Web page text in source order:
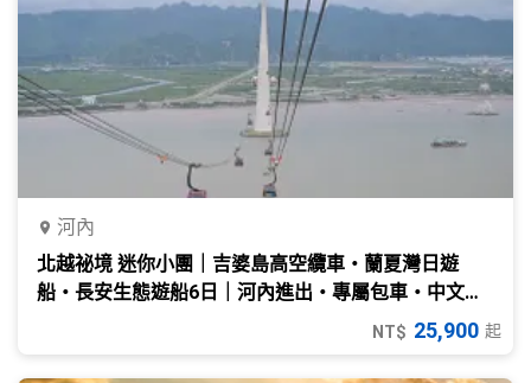
河內
北越祕境 迷你小團｜吉婆島高空纜車・蘭夏灣日遊
船・長安生態遊船6日｜河內進出・專屬包車・中文導
NT$ 25,900 起